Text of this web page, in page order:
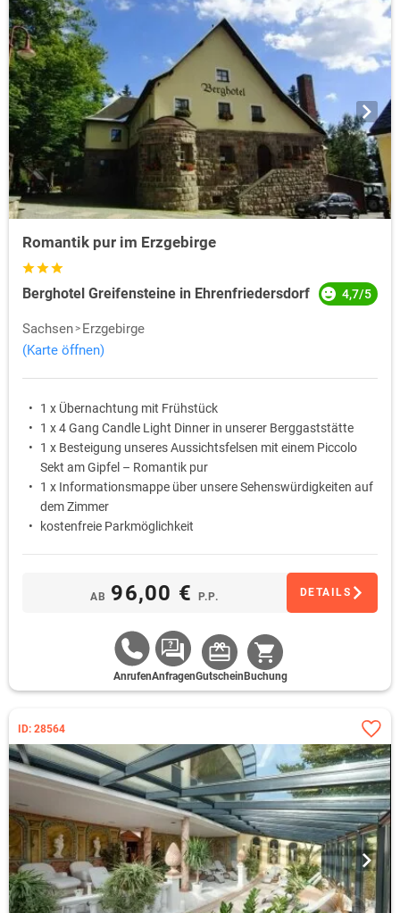
Romantik pur im Erzgebirge
Berghotel Greifensteine in Ehrenfriedersdorf 4,7/5
Sachsen
Erzgebirge
(Karte öffnen)
1 x Übernachtung mit Frühstück
1 x 4 Gang Candle Light Dinner in unserer Berggaststätte
1 x Besteigung unseres Aussichtsfelsen mit einem Piccolo
Sekt am Gipfel – Romantik pur
1 x Informationsmappe über unsere Sehenswürdigkeiten auf
dem Zimmer
kostenfreie Parkmöglichkeit
AB 96,00 € P.P. DETAILS
AnrufenAnfragenGutschein Buchung
ID: 28564